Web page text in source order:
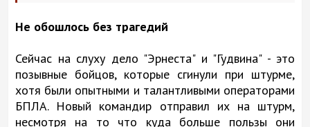
Не обошлось без трагедий
Сейчас на слуху дело "Эрнеста" и "Гудвина" - это
позывные бойцов, которые сгинули при штурме,
хотя были опытными и талантливыми операторами
БПЛА. Новый командир отправил их на штурм,
несмотря на то что куда больше пользы они